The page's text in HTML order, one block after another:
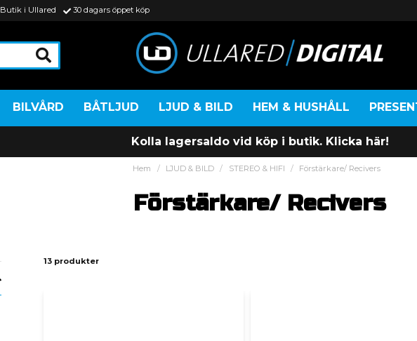
Butik i Ullared 30 dagars öppet köp
BILVÅRD BÅTLJUD LJUD & BILD HEM & HUSHÅLL
Kolla lagersaldo vid köp i butik. Klicka här!
Hem LJUD & BILD STEREO & HIFI Förstärkare/ Recivers
Förstärkare/ Recivers
13 produkter